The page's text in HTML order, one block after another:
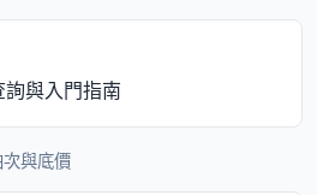
與入門指南
與底價